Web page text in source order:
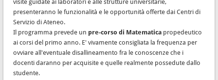
visite guidate ai laboratori e alle strutture universitarie,
presenteranno le funzionalità e le opportunità offerte dai Centri di
Servizio di Ateneo.
Il programma prevede un pre-corso di Matematicapropedeutico
ai corsi del primo anno. E' vivamente consigliata la frequenza per
ovviare all'eventuale disallineamento fra le conoscenze che i
docenti daranno per acquisite e quelle realmente possedute dallo
studente.